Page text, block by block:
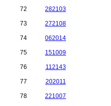
72 282103
73 272108
74 062014
75 151009
76 112143
77 202011
78 221007